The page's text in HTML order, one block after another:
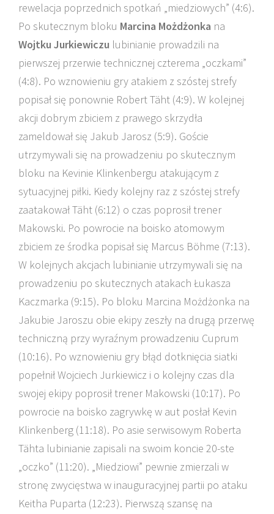
rewelacja poprzednich spotkań „miedziowych” (4:6).
Po skutecznym bloku Marcina Możdżonka na
Wojtku Jurkiewiczu lubinianie prowadzili na
pierwszej przerwie technicznej czterema „oczkami”
(4:8). Po wznowieniu gry atakiem z szóstej strefy
popisał się ponownie Robert Täht (4:9). W kolejnej
akcji dobrym zbiciem z prawego skrzydła
zameldował się Jakub Jarosz (5:9). Goście
utrzymywali się na prowadzeniu po skutecznym
bloku na Kevinie Klinkenbergu atakującym z
sytuacyjnej piłki. Kiedy kolejny raz z szóstej strefy
zaatakował Täht (6:12) o czas poprosił trener
Makowski. Po powrocie na boisko atomowym
zbiciem ze środka popisał się Marcus Böhme (7:13).
W kolejnych akcjach lubinianie utrzymywali się na
prowadzeniu po skutecznych atakach Łukasza
Kaczmarka (9:15). Po bloku Marcina Możdżonka na
Jakubie Jaroszu obie ekipy zeszły na drugą przerwę
techniczną przy wyraźnym prowadzeniu Cuprum
(10:16). Po wznowieniu gry błąd dotknięcia siatki
popełnił Wojciech Jurkiewicz i o kolejny czas dla
swojej ekipy poprosił trener Makowski (10:17). Po
powrocie na boisko zagrywkę w aut posłał Kevin
Klinkenberg (11:18). Po asie serwisowym Roberta
Tähta lubinianie zapisali na swoim koncie 20-ste
„oczko” (11:20). „Miedziowi” pewnie zmierzali w
stronę zwycięstwa w inauguracyjnej partii po ataku
Keitha Puparta (12:23). Pierwszą szansę na